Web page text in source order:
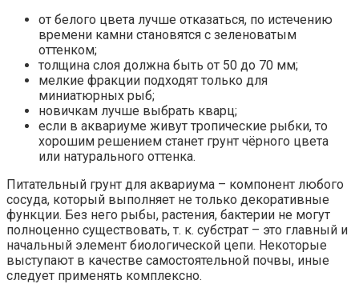
от белого цвета лучше отказаться, по истечению
времени камни становятся с зеленоватым
оттенком;
толщина слоя должна быть от 50 до 70 мм;
мелкие фракции подходят только для
миниатюрных рыб;
новичкам лучше выбрать кварц;
если в аквариуме живут тропические рыбки, то
хорошим решением станет грунт чёрного цвета
или натурального оттенка.
Питательный грунт для аквариума – компонент любого
сосуда, который выполняет не только декоративные
функции. Без него рыбы, растения, бактерии не могут
полноценно существовать, т. к. субстрат – это главный и
начальный элемент биологической цепи. Некоторые
выступают в качестве самостоятельной почвы, иные
следует применять комплексно.